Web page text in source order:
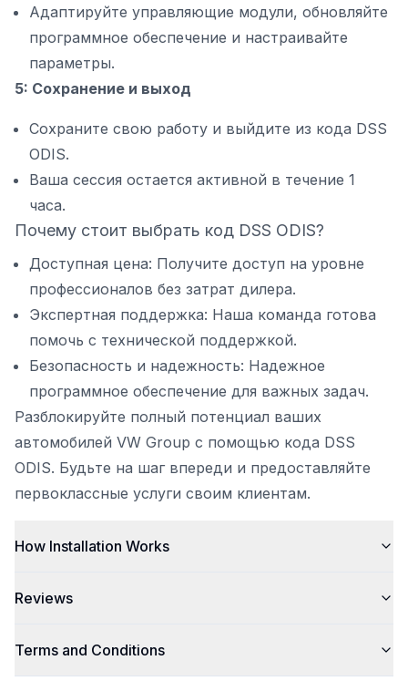
Адаптируйте управляющие модули, обновляйте
программное обеспечение и настраивайте
параметры.
5: Сохранение и выход
Сохраните свою работу и выйдите из кода DSS
ODIS.
Ваша сессия остается активной в течение 1
часа.
Почему стоит выбрать код DSS ODIS?
Доступная цена: Получите доступ на уровне
профессионалов без затрат дилера.
Экспертная поддержка: Наша команда готова
помочь с технической поддержкой.
Безопасность и надежность: Надежное
программное обеспечение для важных задач.
Разблокируйте полный потенциал ваших
автомобилей VW Group с помощью кода DSS
ODIS. Будьте на шаг впереди и предоставляйте
первоклассные услуги своим клиентам.
How Installation Works
Reviews
Terms and Conditions